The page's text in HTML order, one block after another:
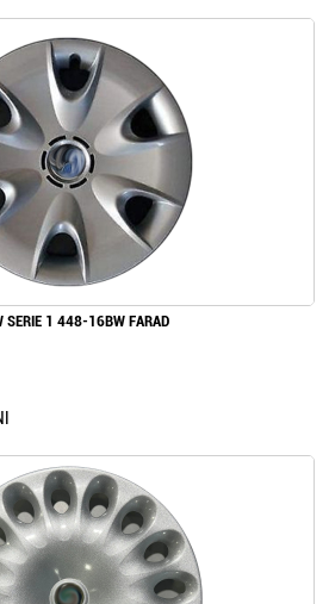
SERIE 1 448-16BW FARAD